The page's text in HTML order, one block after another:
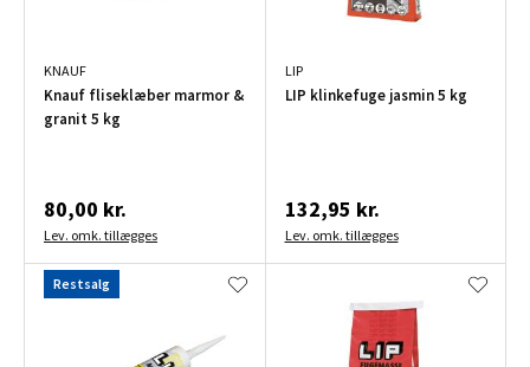
KNAUF
Knauf fliseklæber marmor &
granit 5 kg
80,00 kr.
Lev. omk. tillægges
LIP
LIP klinkefuge jasmin 5 kg
132,95 kr.
Lev. omk. tillægges
Restsalg